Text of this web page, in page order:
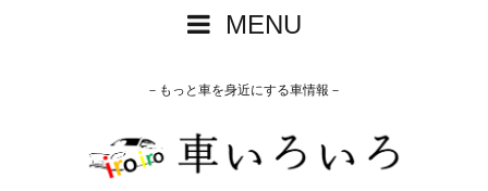
MENU
－もっと車を身近にする車情報－